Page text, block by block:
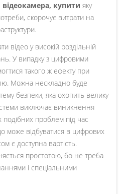
відеокамера, купити яку
скорочує витрати на
відео у високій роздільній
У випадку з цифровими
такого ж ефекту при
Можна нескладно буде
безпеки, яка охопить велику
виключає виникнення
проблем під час
може відбуватися в цифрових
є доступна вартість.
простотою, бо не треба
і спеціальними